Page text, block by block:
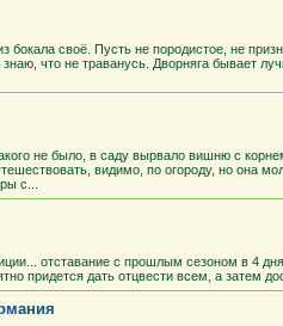
бокала своё. Пусть не породистое, не
что не траванусь. Дворняга бывает
не было, в саду вырвало вишню с
видимо, по огороду, но она
с...
отставание с прошлым сезоном в 4 дня.
придется дать отцвести всем, а затем